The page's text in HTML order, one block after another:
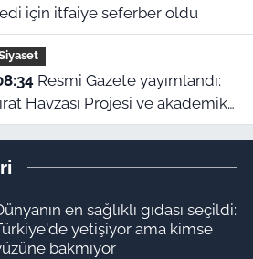
için itfaiye seferber oldu
Havzası Projesi ve akademik
alımları belli oldu
en sağlıklı gıdası seçildi:
yetişiyor ama kimse
bakmıyor